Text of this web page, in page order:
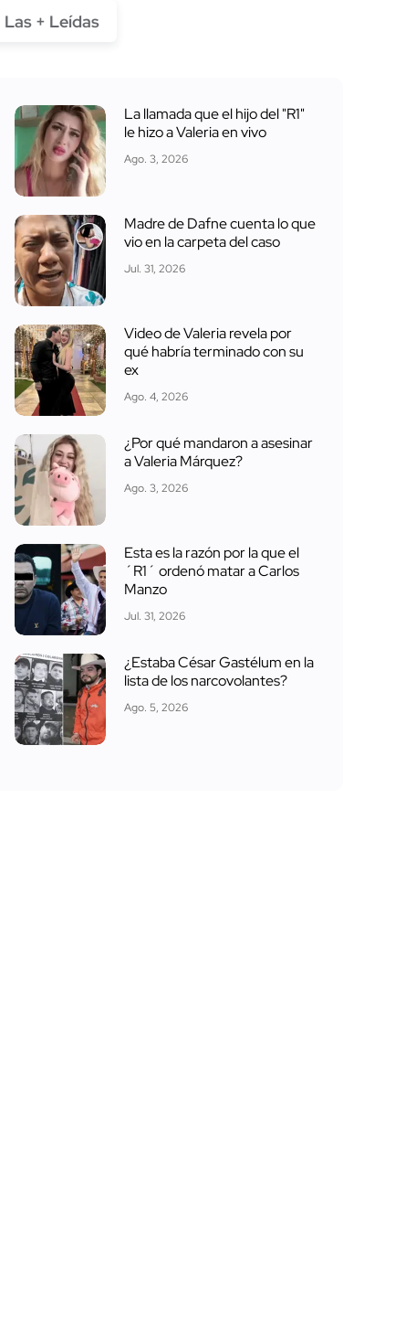
Las + Leídas
La llamada que el hijo del "R1"
le hizo a Valeria en vivo
Ago. 3, 2026
Madre de Dafne cuenta lo que
vio en la carpeta del caso
Jul. 31, 2026
Video de Valeria revela por
qué habría terminado con su
ex
Ago. 4, 2026
¿Por qué mandaron a asesinar
a Valeria Márquez?
Ago. 3, 2026
Esta es la razón por la que el
´R1´ ordenó matar a Carlos
Manzo
Jul. 31, 2026
¿Estaba César Gastélum en la
lista de los narcovolantes?
Ago. 5, 2026